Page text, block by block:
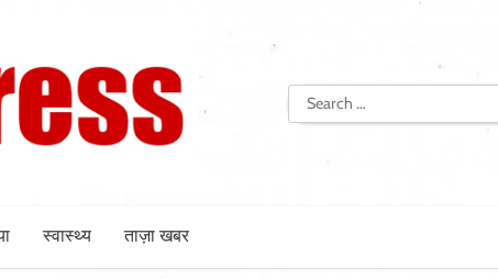
Search
for:
स्वास्थ्य ताज़ा खबर